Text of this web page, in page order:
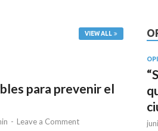
VIEW ALL
para prevenir el
- Leave a Comment